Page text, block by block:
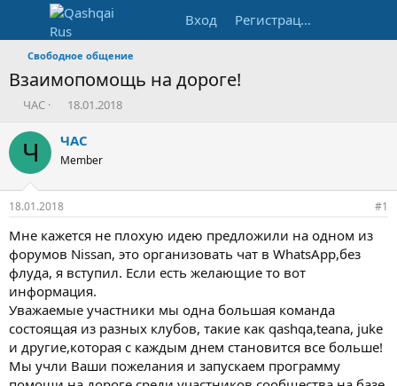
Вход Регистрация
Свободное общение
Взаимопомощь на дороге!
А
т
о
т
е
м
ы
ЧАС
Д
т
н
а
л
а
18.01.2018
Ч ЧАС
Member
18.01.2018 #1
Мне кажется не плохую идею предложили на одном из
форумов Nissan, это организовать чат в WhatsApp,без
флуда, я вступил. Если есть желающие то вот
информация.
Уважаемые участники мы одна большая команда
состоящая из разных клубов, такие как qashqa,teana, juke
и другие,которая с каждым днем становится все больше!
Мы учли Ваши пожелания и запускаем программу